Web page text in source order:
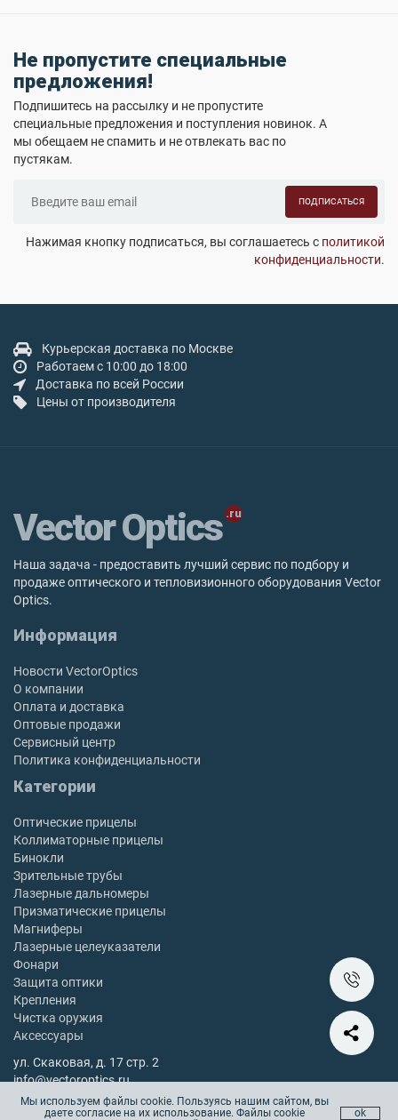
Не пропустите специальные
предложения!
Подпишитесь на рассылку и не пропустите
специальные предложения и поступления новинок. А
мы обещаем не спамить и не отвлекать вас по
пустякам.
ПОДПИСАТЬСЯ
Нажимая кнопку подписаться, вы соглашаетесь с политикой
конфиденциальности.
Курьерская доставка по Москве
Работаем с 10:00 до 18:00
Доставка по всей России
Цены от производителя
Vector Optics
Наша задача - предоставить лучший сервис по подбору и
продаже оптического и тепловизионного оборудования Vector
Optics.
Информация
Новости VectorOptics
О компании
Оплата и доставка
Оптовые продажи
Сервисный центр
Политика конфиденциальности
Категории
Оптические прицелы
Коллиматорные прицелы
Бинокли
Зрительные трубы
Лазерные дальномеры
Призматические прицелы
Магниферы
Лазерные целеуказатели
Фонари
Защита оптики
Крепления
Чистка оружия
Аксессуары
ул. Скаковая, д. 17 стр. 2
info@vectoroptics.ru
8 (800) 222-98-82
Остались вопросы? Позвоните с 10:00 до 18:00, без выходных
Мы используем файлы cookie. Пользуясь нашим сайтом, вы
даете согласие на их использование. Файлы cookie
ok